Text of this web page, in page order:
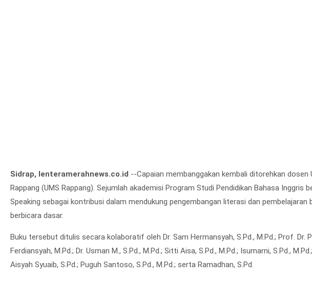
Sidrap, lenteramerahnews.co.id --Capaian membanggakan kembali ditorehkan dosen
Rappang (UMS Rappang). Sejumlah akademisi Program Studi Pendidikan Bahasa Inggris
Speaking sebagai kontribusi dalam mendukung pengembangan literasi dan pembelajaran
berbicara dasar.
Buku tersebut ditulis secara kolaboratif oleh Dr. Sam Hermansyah, S.Pd., M.Pd.; Prof. Dr.
Ferdiansyah, M.Pd.; Dr. Usman M., S.Pd., M.Pd.; Sitti Aisa, S.Pd., M.Pd.; Isumarni, S.Pd.,
Aisyah Syuaib, S.Pd.; Puguh Santoso, S.Pd., M.Pd.; serta Ramadhan, S.Pd.